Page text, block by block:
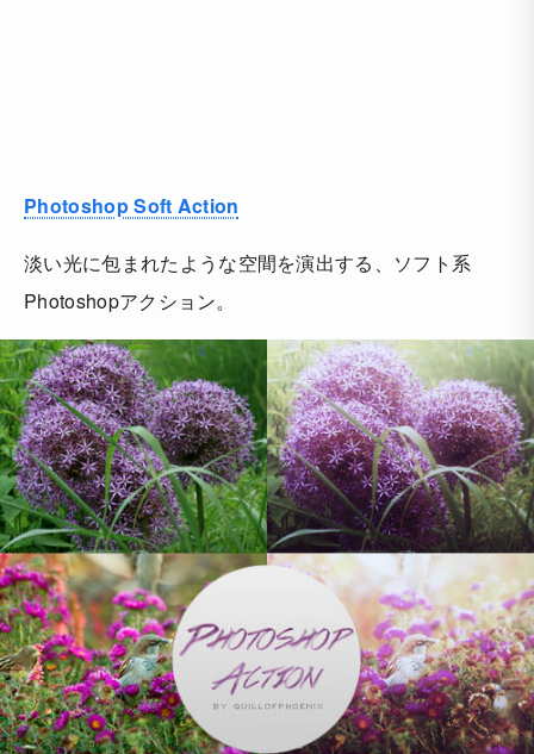
Photoshop Soft Action
淡い光に包まれたような空間を演出する、ソフト系
Photoshopアクション。